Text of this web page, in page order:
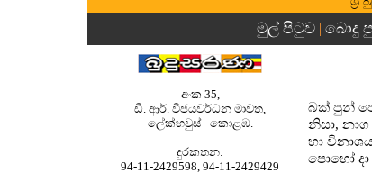
මුල් පිටුව | බොදු
අංක 35,
ඩී. ආර්. විජයවර්ධන මාවත,
ලේක්හවුස් - කොළඹ.
දුරකතන‍‍:
94-11-2429598, 94-11-2429429
බක් පුන්
නිසා,
හා
පොහෝ දා